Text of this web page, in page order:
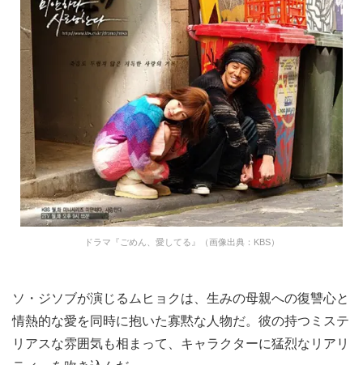
ドラマ『ごめん、愛してる』（画像出典：KBS）
ソ・ジソブが演じるムヒョクは、生みの母親への復讐心と
情熱的な愛を同時に抱いた寡黙な人物だ。彼の持つミステ
リアスな雰囲気も相まって、キャラクターに猛烈なリアリ